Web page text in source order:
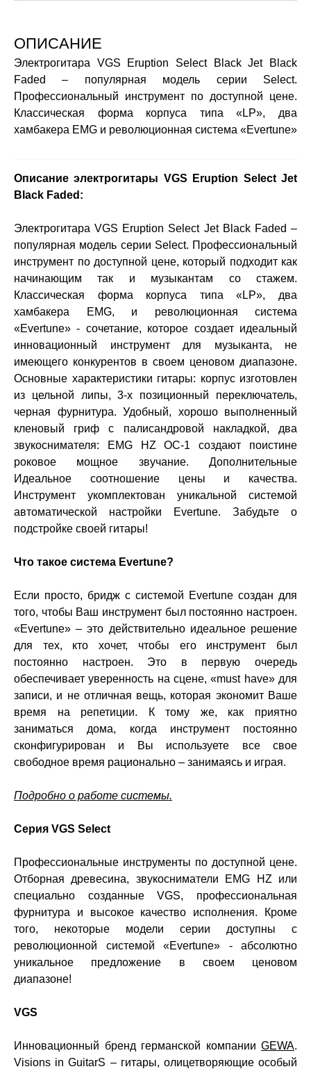
ОПИСАНИЕ
Электрогитара VGS Eruption Select Black Jet Black
Faded – популярная модель серии Select.
Профессиональный инструмент по доступной цене.
Классическая форма корпуса типа «LP», два
хамбакера EMG и революционная система «Evertune»
Описание электрогитары VGS Eruption Select Jet
Black Faded:
Электрогитара VGS Eruption Select Jet Black Faded –
популярная модель серии Select. Профессиональный
инструмент по доступной цене, который подходит как
начинающим так и музыкантам со стажем.
Классическая форма корпуса типа «LP», два
хамбакера EMG, и революционная система
«Evertune» - сочетание, которое создает идеальный
инновационный инструмент для музыканта, не
имеющего конкурентов в своем ценовом диапазоне.
Основные характеристики гитары: корпус изготовлен
из цельной липы, 3-х позиционный переключатель,
черная фурнитура. Удобный, хорошо выполненный
кленовый гриф с палисандровой накладкой, два
звукоснимателя: EMG HZ OC-1 создают поистине
роковое мощное звучание. Дополнительные
Идеальное соотношение цены и качества.
Инструмент укомплектован уникальной системой
автоматической настройки Evertune. Забудьте о
подстройке своей гитары!
Что такое система Evertune?
Если просто, бридж с системой Evertune создан для
того, чтобы Ваш инструмент был постоянно настроен.
«Evertune» – это действительно идеальное решение
для тех, кто хочет, чтобы его инструмент был
постоянно настроен. Это в первую очередь
обеспечивает уверенность на сцене, «must have» для
записи, и не отличная вещь, которая экономит Ваше
время на репетиции. К тому же, как приятно
заниматься дома, когда инструмент постоянно
сконфигурирован и Вы используете все свое
свободное время рационально – занимаясь и играя.
Подробно о работе системы.
Серия VGS Select
Профессиональные инструменты по доступной цене.
Отборная древесина, звукосниматели EMG HZ или
специально созданные VGS, профессиональная
фурнитура и высокое качество исполнения. Кроме
того, некоторые модели серии доступны с
революционной системой «Evertune» - абсолютно
уникальное предложение в своем ценовом
диапазоне!
VGS
Инновационный бренд германской компании GEWA.
Visions in GuitarS – гитары, олицетворяющие особый